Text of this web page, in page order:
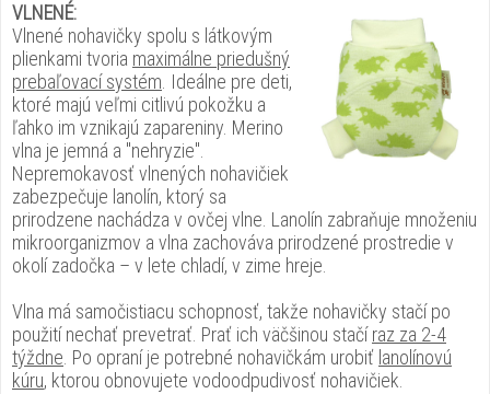
VLNENÉ:
Vlnené nohavičky spolu s látkovým
plienkami tvoria maximálne priedušný
prebaľovací systém. Ideálne pre deti,
ktoré majú veľmi citlivú pokožku a
ľahko im vznikajú zapareniny. Merino
vlna je jemná a "nehryzie".
Nepremokavosť vlnených nohavičiek
zabezpečuje lanolín, ktorý sa
prirodzene nachádza v ovčej vlne. Lanolín zabraňuje množeniu
mikroorganizmov a vlna zachováva prirodzené prostredie v
okolí zadočka – v lete chladí, v zime hreje.
Vlna má samočistiacu schopnosť, takže nohavičky stačí po
použití nechať prevetrať. Prať ich väčšinou stačíraz za 2-4
týždne. Po opraní je potrebné nohavičkám urobiť lanolínovú
kúru, ktorou obnovujete vodoodpudivosť nohavičiek.